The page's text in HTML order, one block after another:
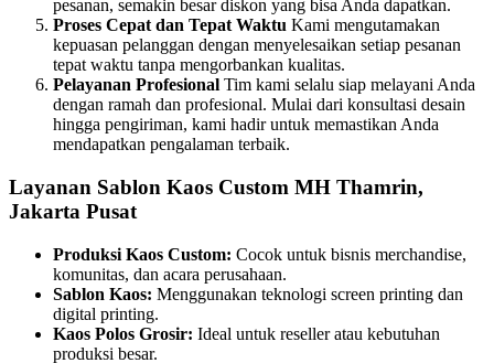
pesanan, semakin besar diskon yang bisa Anda dapatkan.
Proses Cepat dan Tepat Waktu Kami mengutamakan
kepuasan pelanggan dengan menyelesaikan setiap pesanan
tepat waktu tanpa mengorbankan kualitas.
Pelayanan Profesional Tim kami selalu siap melayani Anda
dengan ramah dan profesional. Mulai dari konsultasi desain
hingga pengiriman, kami hadir untuk memastikan Anda
mendapatkan pengalaman terbaik.
Layanan Sablon Kaos Custom MH Thamrin,
Jakarta Pusat
Produksi Kaos Custom: Cocok untuk bisnis merchandise,
komunitas, dan acara perusahaan.
Sablon Kaos: Menggunakan teknologi screen printing dan
digital printing.
Kaos Polos Grosir: Ideal untuk reseller atau kebutuhan
produksi besar.